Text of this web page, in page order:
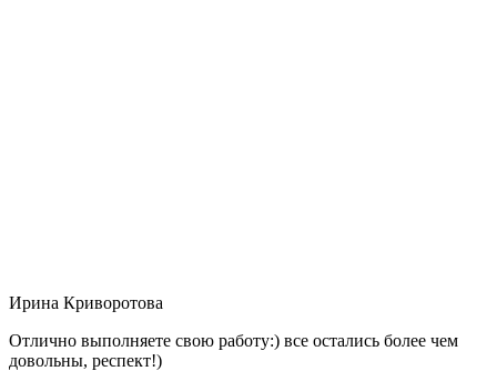
Ирина Криворотова
Отлично выполняете свою работу:) все остались более чем
довольны, респект!)